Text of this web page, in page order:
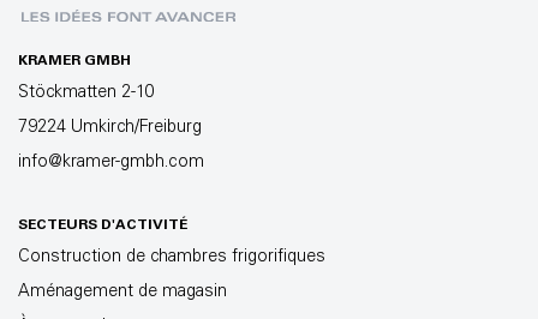
KRAMER GMBH
Stöckmatten 2-10
79224 Umkirch/Freiburg
info@kramer-gmbh.com
SECTEURS D'ACTIVITÉ
Construction de chambres frigorifiques
Aménagement de magasin